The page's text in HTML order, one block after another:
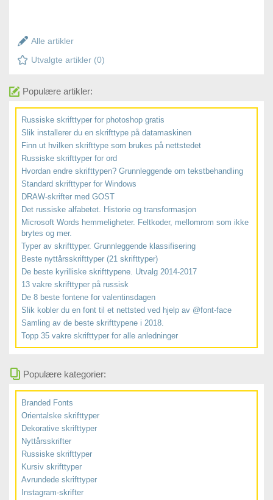
Alle artikler
Utvalgte artikler (0)
Populære artikler:
Russiske skrifttyper for photoshop gratis
Slik installerer du en skrifttype på datamaskinen
Finn ut hvilken skrifttype som brukes på nettstedet
Russiske skrifttyper for ord
Hvordan endre skrifttypen? Grunnleggende om tekstbehandling
Standard skrifttyper for Windows
DRAW-skrifter med GOST
Det russiske alfabetet. Historie og transformasjon
Microsoft Words hemmeligheter. Feltkoder, mellomrom som ikke
brytes og mer.
Typer av skrifttyper. Grunnleggende klassifisering
Beste nyttårsskrifttyper (21 skrifttyper)
De beste kyrilliske skrifttypene. Utvalg 2014-2017
13 vakre skrifttyper på russisk
De 8 beste fontene for valentinsdagen
Slik kobler du en font til et nettsted ved hjelp av @font-face
Samling av de beste skrifttypene i 2018.
Topp 35 vakre skrifttyper for alle anledninger
Populære kategorier:
Branded Fonts
Orientalske skrifttyper
Dekorative skrifttyper
Nyttårsskrifter
Russiske skrifttyper
Kursiv skrifttyper
Avrundede skrifttyper
Instagram-skrifter